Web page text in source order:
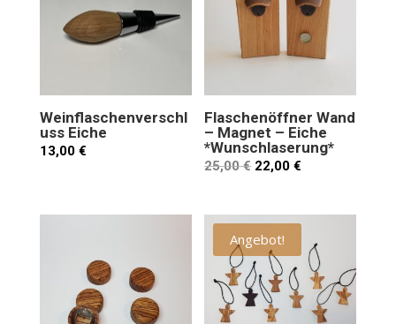
Weinflaschenverschl
uss Eiche
13,00 €
Flaschenöffner Wand
– Magnet – Eiche
*Wunschlaserung*
25,00€ 22,00€
Angebot!